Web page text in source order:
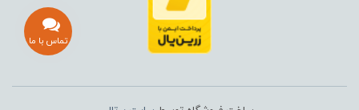
تماس با ما